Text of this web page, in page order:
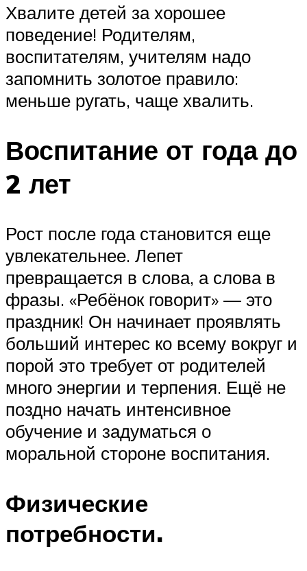
Хвалите детей за хорошее
поведение! Родителям,
воспитателям, учителям надо
запомнить золотое правило:
меньше ругать, чаще хвалить.
Воспитание от года до
2 лет
Рост после года становится еще
увлекательнее. Лепет
превращается в слова, а слова в
фразы. «Ребёнок говорит» — это
праздник! Он начинает проявлять
больший интерес ко всему вокруг и
порой это требует от родителей
много энергии и терпения. Ещё не
поздно начать интенсивное
обучение и задуматься о
моральной стороне воспитания.
Физические
потребности.